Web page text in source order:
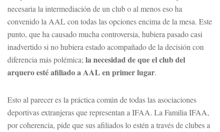
necesaria la intermediación de un club o al menos eso ha
convenido la AAL con todas las opciones encima de la mesa. Este
punto, que ha causado mucha controversia, hubiera pasado casi
inadvertido si no hubiera estado acompañado de la decisión con
diferencia más polémica; la necesidad de que el club del
arquero esté afiliado a AAL en primer lugar.
Esto al parecer es la práctica común de todas las asociaciones
deportivas extranjeras que representan a IFAA. La Familia IFAA,
por coherencia, pide que sus afiliados lo estén a través de clubes a